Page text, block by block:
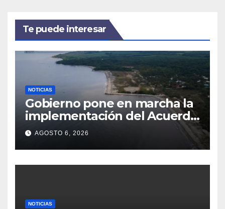
Te puede interesar
NOTICIAS
Gobierno pone en marcha la
implementación del Acuerdo
de Escazú para fortalecer la
gobernanza ambiental
AGOSTO 6, 2026
NOTICIAS